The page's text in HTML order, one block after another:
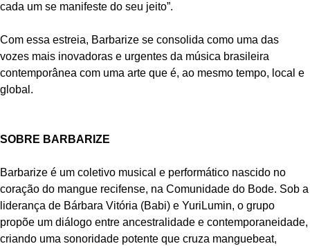
cada um se manifeste do seu jeito”.
Com essa estreia, Barbarize se consolida como uma das
vozes mais inovadoras e urgentes da música brasileira
contemporânea com uma arte que é, ao mesmo tempo, local e
global.
SOBRE BARBARIZE
Barbarize é um coletivo musical e performático nascido no
coração do mangue recifense, na Comunidade do Bode. Sob a
liderança de Bárbara Vitória (Babi) e YuriLumin, o grupo
propõe um diálogo entre ancestralidade e contemporaneidade,
criando uma sonoridade potente que cruza manguebeat,